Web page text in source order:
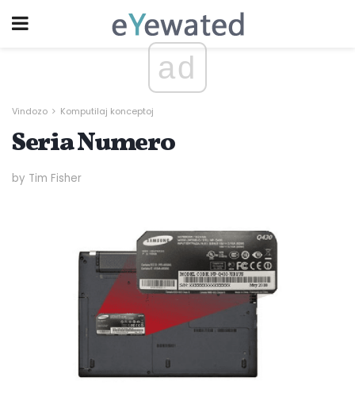
ad
Vindozo Komputilaj konceptoj
Seria Numero
by Tim Fisher